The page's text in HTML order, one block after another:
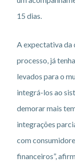
15 dias.
A expectativa da
processo, já
levados para o
integrá-los ao
demorar mais
integrações
com
financeiros”,